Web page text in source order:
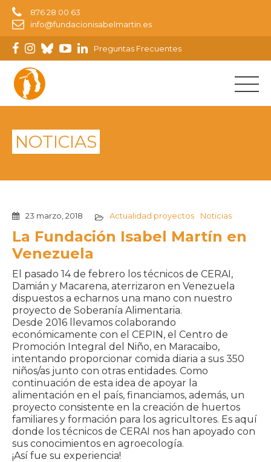
876 28 00 63
info@fundacionisabelmartin.es
Preguntas Frecuentes
NOTICIAS
23 marzo, 2018 Actualidad proyectos Noticias
La Fundación Isabel Martín en
Venezuela
El pasado 14 de febrero los técnicos de CERAI,
Damián y Macarena, aterrizaron en Venezuela
dispuestos a echarnos una mano con nuestro
proyecto de Soberanía Alimentaria.
Desde 2016 llevamos colaborando
económicamente con el CEPIN, el Centro de
Promoción Integral del Niño, en Maracaibo,
intentando proporcionar comida diaria a sus 350
niños/as junto con otras entidades. Como
continuación de esta idea de apoyar la
alimentación en el país, financiamos, además, un
proyecto consistente en la creación de huertos
familiares y formación para los agricultores. Es aquí
donde los técnicos de CERAI nos han apoyado con
sus conocimientos en agroecología.
¡Así fue su experiencia!